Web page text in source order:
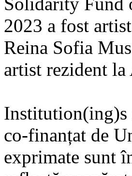
2023 a fost
Reina Sofia
artist rezident
Institution(ing)s
co-finanțat de
exprimate sunt